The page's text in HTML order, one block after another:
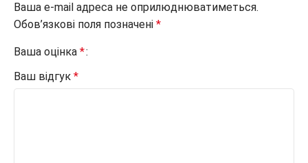
Ваша e-mail адреса не оприлюднюватиметься.
Обов’язкові поля позначені *
Ваша оцінка *
Ваш відгук *